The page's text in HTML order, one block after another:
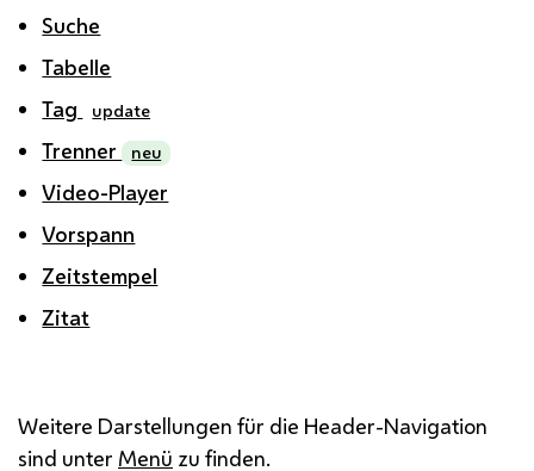
Suche
Tabelle
Tag
update
Trenner neu
Video-Player
Vorspann
Zeitstempel
Zitat
Weitere Darstellungen für die Header-Navigation
sind unter Menü zu finden.